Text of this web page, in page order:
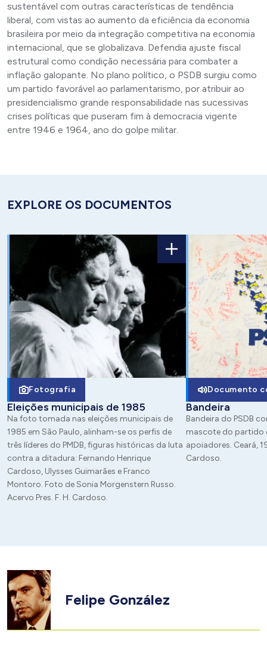
sustentável com outras características de tendência
liberal, com vistas ao aumento da eficiência da economia
brasileira por meio da integração competitiva na economia
internacional, que se globalizava. Defendia ajuste fiscal
estrutural como condição necessária para combater a
inflação galopante. No plano político, o PSDB surgiu como
um partido favorável ao parlamentarismo, por atribuir ao
presidencialismo grande responsabilidade nas sucessivas
crises políticas que puseram fim à democracia vigente
entre 1946 e 1964, ano do golpe militar.
EXPLORE OS DOCUMENTOS
Fotografia
Eleições municipais de 1985
Na foto tomada nas eleições municipais de
1985 em São Paulo, alinham-se os perfis de
três líderes do PMDB, figuras históricas da luta
contra a ditadura: Fernando Henrique
Cardoso, Ulysses Guimarães e Franco
Montoro. Foto de Sonia Morgenstern Russo.
Acervo Pres. F. H. Cardoso.
Documento
Bandeira
Bandeira do PSDB
mascote do partido
apoiadores. Ceará,
Cardoso.
Felipe González